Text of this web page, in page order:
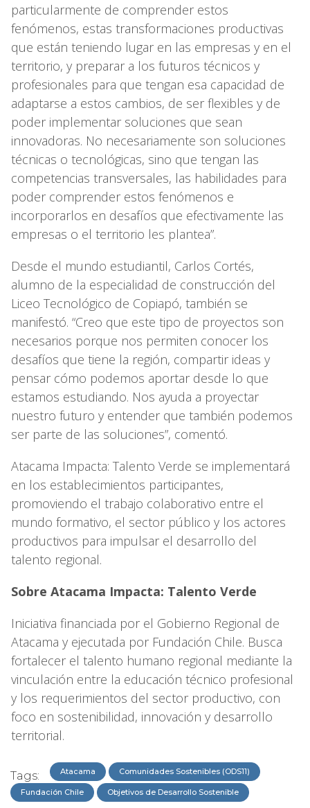
particularmente de comprender estos
fenómenos, estas transformaciones productivas
que están teniendo lugar en las empresas y en el
territorio, y preparar a los futuros técnicos y
profesionales para que tengan esa capacidad de
adaptarse a estos cambios, de ser flexibles y de
poder implementar soluciones que sean
innovadoras. No necesariamente son soluciones
técnicas o tecnológicas, sino que tengan las
competencias transversales, las habilidades para
poder comprender estos fenómenos e
incorporarlos en desafíos que efectivamente las
empresas o el territorio les plantea”.
Desde el mundo estudiantil, Carlos Cortés,
alumno de la especialidad de construcción del
Liceo Tecnológico de Copiapó, también se
manifestó. “Creo que este tipo de proyectos son
necesarios porque nos permiten conocer los
desafíos que tiene la región, compartir ideas y
pensar cómo podemos aportar desde lo que
estamos estudiando. Nos ayuda a proyectar
nuestro futuro y entender que también podemos
ser parte de las soluciones”, comentó.
Atacama Impacta: Talento Verde se implementará
en los establecimientos participantes,
promoviendo el trabajo colaborativo entre el
mundo formativo, el sector público y los actores
productivos para impulsar el desarrollo del
talento regional.
Sobre Atacama Impacta: Talento Verde
Iniciativa financiada por el Gobierno Regional de
Atacama y ejecutada por Fundación Chile. Busca
fortalecer el talento humano regional mediante la
vinculación entre la educación técnico profesional
y los requerimientos del sector productivo, con
foco en sostenibilidad, innovación y desarrollo
territorial.
Tags: Atacama Comunidades Sostenibles (ODS11)
Fundación Chile Objetivos de Desarrollo Sostenible